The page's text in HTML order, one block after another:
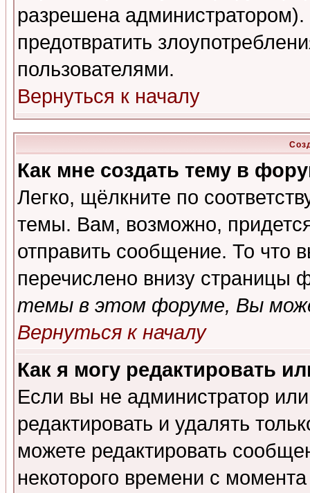
разрешена
предотвратить
пользователями.
Вернуться к началу
Как мне создать тему в
Легко, щёлкните по
темы. Вам, возможно,
отправить сообщение. То что
перечислено внизу страницы
темы в этом форуме, Вы
Вернуться к началу
Как я могу редактировать
Если вы не администратор
редактировать и удалять
можете редактировать
некоторого времени с